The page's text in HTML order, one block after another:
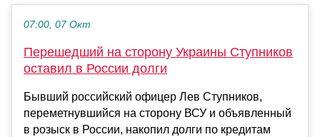
07:00, 07 Окт
Перешедший на сторону Украины Ступников
оставил в России долги
Бывший российский офицер Лев Ступников,
переметнувшийся на сторону ВСУ и объявленный
в розыск в России, накопил долги по кредитам